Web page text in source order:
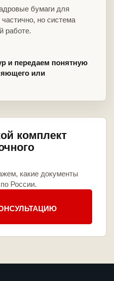
бумаги для
частично, но система
работе.
и передаем понятную
или
комплект
какие документы
России.